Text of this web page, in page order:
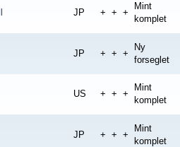
JP + + +
Mint
komplet
JP + + +
Ny
forseglet
US + + +
Mint
komplet
JP + + +
Mint
komplet